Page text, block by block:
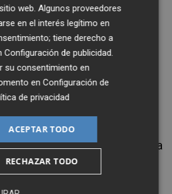
e impulsivos, con una
y reconocimiento
escándalos de
sacudido a España en el
duda de que la sociedad
de ellos.
dinámica política en España
enferma y que se
legislativas significativas
web. Algunos proveedores
en el interés legítimo en
tiene derecho a
Configuración de publicidad
su consentimiento en
enConfiguración de
de privacidad
ACEPTAR TODO
RECHAZAR TODO